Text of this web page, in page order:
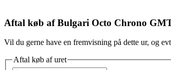
Aftal køb af Bulgari Octo Chrono
Vil du gerne have en fremvisning på dette ur, og
Aftal køb af uret